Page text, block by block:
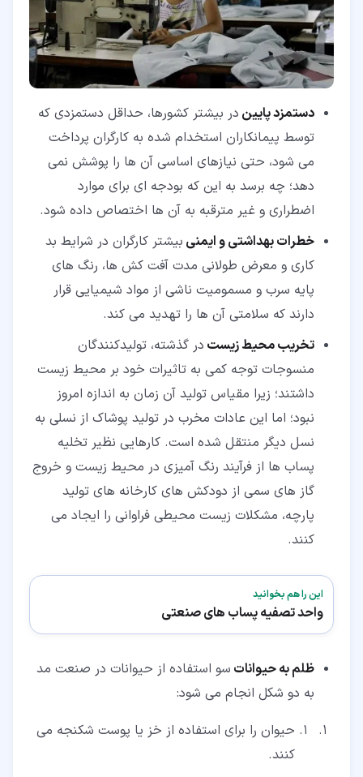
دستمزد پایین در بیشتر کشورها، حداقل دستمزدی که
توسط پیمانکاران استخدام شده به کارگران پرداخت
می شود، حتی نیازهای اساسی آن ها را پوشش نمی
دهد؛ چه برسد به این که بودجه ای برای موارد
اضطراری و غیر مترقبه به آن ها اختصاص داده شود.
خطرات بهداشتی و ایمنی بیشتر کارگران در شرایط بد
کاری و معرض طولانی مدت آفت کش ها، رنگ های
پایه سرب و مسمومیت ناشی از مواد شیمیایی قرار
دارند که سلامتی آن ها را تهدید می کند.
تخریب محیط زیست در گذشته، تولیدکنندگان
منسوجات توجه کمی به تاثیرات خود بر محیط زیست
داشتند؛ زیرا مقیاس تولید آن زمان به اندازه امروز
نبود؛ اما این عادات مخرب در تولید پوشاک از نسلی به
نسل دیگر منتقل شده است. کارهایی نظیر تخلیه
پساب ها از فرآیند رنگ آمیزی در محیط زیست و خروج
گاز های سمی از دودکش های کارخانه های تولید
پارچه، مشکلات زیست محیطی فراوانی را ایجاد می
کنند.
این را هم بخوانید
واحد تصفیه پساب های صنعتی
ظلم به حیوانات سو استفاده از حیوانات در صنعت مد
به دو شکل انجام می شود:
حیوان را برای استفاده از خز یا پوست شکنجه می
کنند.